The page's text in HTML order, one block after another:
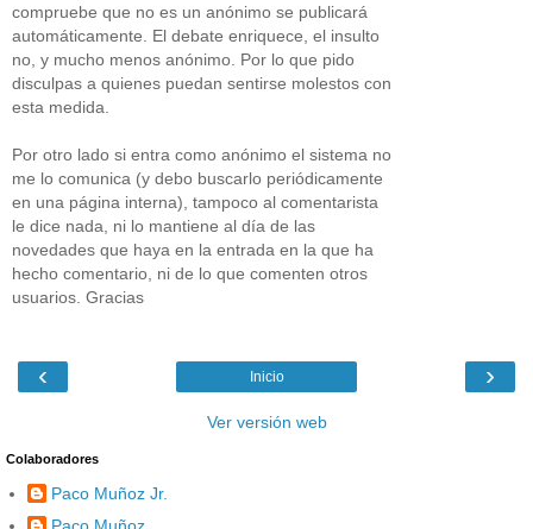
compruebe que no es un anónimo se publicará
automáticamente. El debate enriquece, el insulto
no, y mucho menos anónimo. Por lo que pido
disculpas a quienes puedan sentirse molestos con
esta medida.
Por otro lado si entra como anónimo el sistema no
me lo comunica (y debo buscarlo periódicamente
en una página interna), tampoco al comentarista
le dice nada, ni lo mantiene al día de las
novedades que haya en la entrada en la que ha
hecho comentario, ni de lo que comenten otros
usuarios. Gracias
‹ ›
Inicio
Ver versión web
Colaboradores
Paco Muñoz Jr.
Paco Muñoz